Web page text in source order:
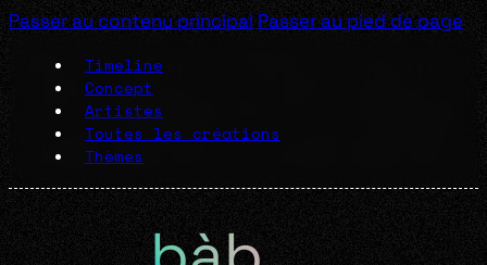
Passer au contenu principal Passer au pied de page
Timeline
Concept
Artistes
Toutes les créations
Thèmes